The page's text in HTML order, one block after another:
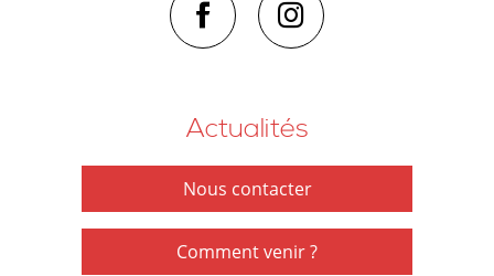
Actualités
Nous contacter
Comment venir ?